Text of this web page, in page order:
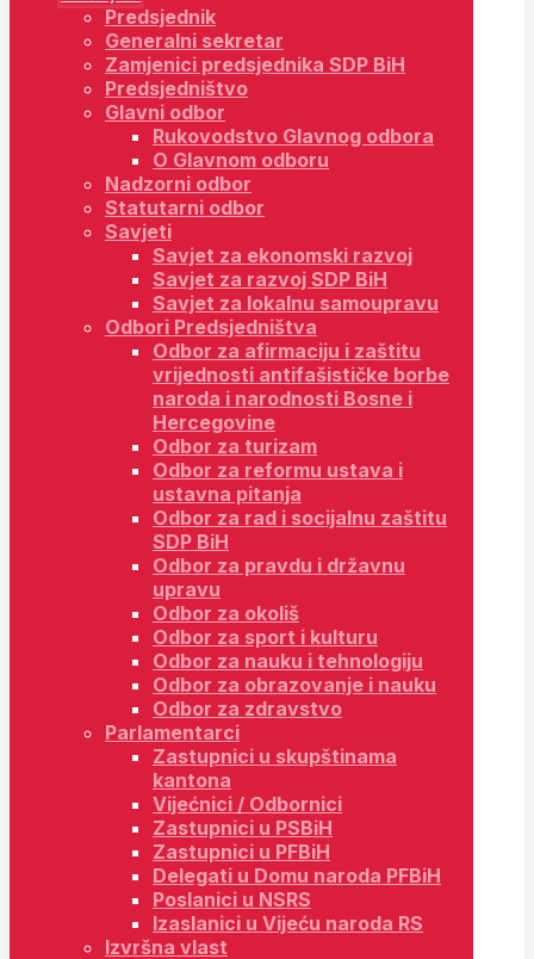
Predsjednik
Generalni sekretar
Zamjenici predsjednika SDP BiH
Predsjedništvo
Glavni odbor
Rukovodstvo Glavnog odbora
O Glavnom odboru
Nadzorni odbor
Statutarni odbor
Savjeti
Savjet za ekonomski razvoj
Savjet za razvoj SDP BiH
Savjet za lokalnu samoupravu
Odbori Predsjedništva
Odbor za afirmaciju i zaštitu
vrijednosti antifašističke borbe
naroda i narodnosti Bosne i
Hercegovine
Odbor za turizam
Odbor za reformu ustava i
ustavna pitanja
Odbor za rad i socijalnu zaštitu
SDP BiH
Odbor za pravdu i državnu
upravu
Odbor za okoliš
Odbor za sport i kulturu
Odbor za nauku i tehnologiju
Odbor za obrazovanje i nauku
Odbor za zdravstvo
Parlamentarci
Zastupnici u skupštinama
kantona
Vijećnici / Odbornici
Zastupnici u PSBiH
Zastupnici u PFBiH
Delegati u Domu naroda PFBiH
Poslanici u NSRS
Izaslanici u Vijeću naroda RS
Izvršna vlast